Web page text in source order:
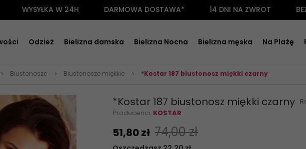
WYSYŁKA W 24H DARMOWA DOSTAWA* 14 DNI NA ZWROT
Odzież Bielizna damska Bielizna Nocna Bielizna męska Na Plażę
Biustonosze Biustonosze miękkie *Kostar 187 biustonosz miękki czarny
*Kostar 187 biustonosz miękki czarny
Producenci: KOSTAR
51,80zł 74,00 zł